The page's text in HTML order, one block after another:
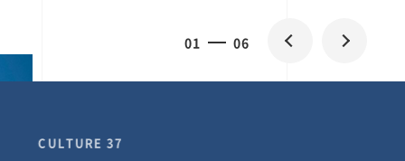
01 06
CULTURE 37